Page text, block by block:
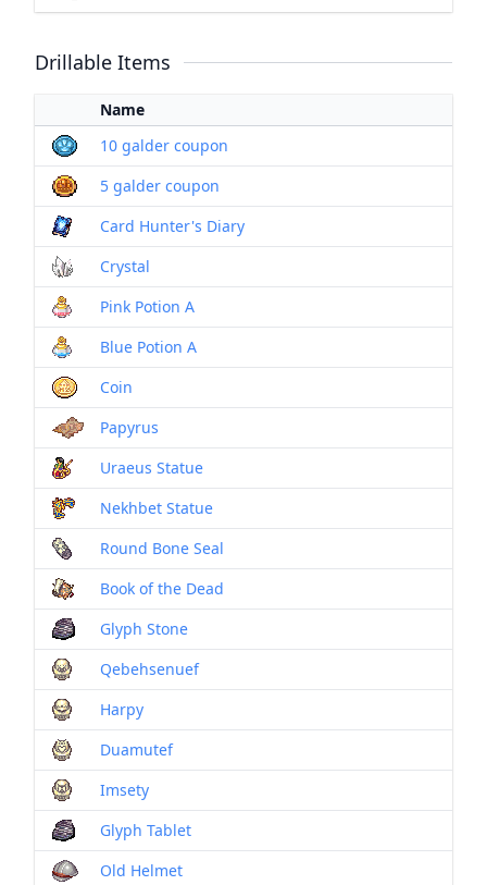
Drillable Items
Name
10 galder coupon
5 galder coupon
Card Hunter's Diary
Crystal
Pink Potion A
Blue Potion A
Coin
Papyrus
Uraeus Statue
Nekhbet Statue
Round Bone Seal
Book of the Dead
Glyph Stone
Qebehsenuef
Harpy
Duamutef
Imsety
Glyph Tablet
Old Helmet